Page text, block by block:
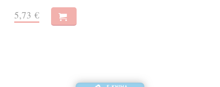
5,73 €